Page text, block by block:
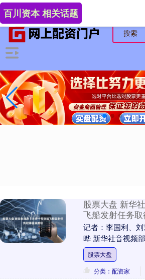
-->
百川资本 相关话题
股票大盘 新华
飞船发射任务
记者：李国利、
晔 新华社音视频
股票大盘
分类：配资家